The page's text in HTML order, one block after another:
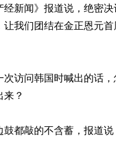
新闻》报道说，绝密
我们团结在金正恩元
访问韩国时喊出的话
来？
鼓都敲的不含蓄，报道